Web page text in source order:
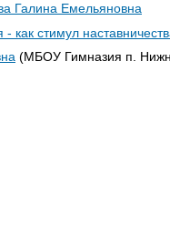
Галина Емельяновна
- как стимул
(МБОУ Гимназия п.